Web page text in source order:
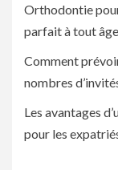
Orthodontie
parfait à tout âge
Comment
nombres
Les avantages
pour les